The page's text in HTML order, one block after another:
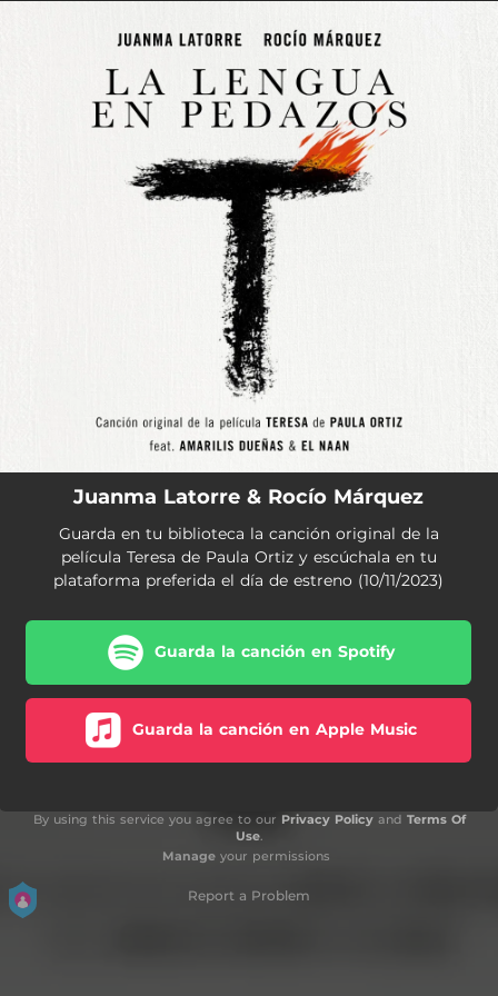
Juanma Latorre & Rocío Márquez
Guarda en tu biblioteca la canción original de la
película Teresa de Paula Ortiz y escúchala en tu
plataforma preferida el día de estreno (10/11/2023)
Guarda la canción en Spotify
Guarda la canción en Apple Music
By using this service you agree to our Privacy Policyand Terms Of
Use.
Manageyour permissions
Report a Problem